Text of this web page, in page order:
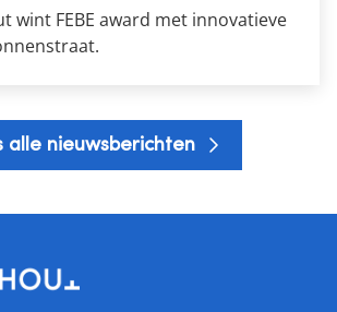
wint FEBE award met innovatieve
alle nieuwsberichten